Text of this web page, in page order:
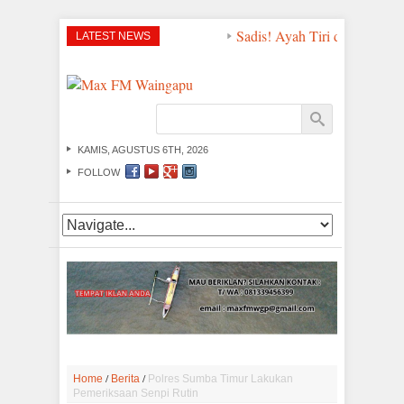
LATEST NEWS Sadis! Ayah Tiri di Sumba
KAMIS, AGUSTUS 6TH, 2026
FOLLOW
Home / Berita / Polres Sumba Timur Lakukan
Pemeriksaan Senpi Rutin